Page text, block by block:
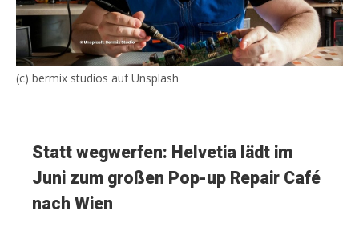
(c) bermix studios auf Unsplash
Statt wegwerfen: Helvetia lädt im
Juni zum großen Pop-up Repair Café
nach Wien